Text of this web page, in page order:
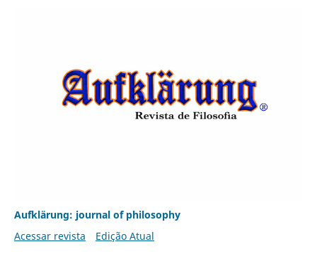
Aufklärung: journal of philosophy
Acessar revista
Edição Atual